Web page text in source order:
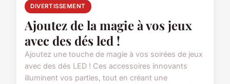
DIVERTISSEMENT
Ajoutez de la magie à vos jeux
avec des dés led !
Ajoutez une touche de magie à vos soirées de jeux
avec des dés LED ! Ces accessoires innovants
illuminent vos parties, tout en créant une